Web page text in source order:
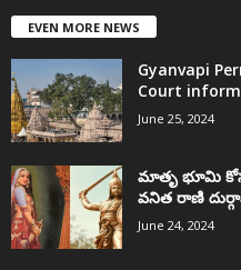
EVEN MORE NEWS
Gyanvapi
Court
June 25, 2024
మాతృ భూమి
వనిత రాణి
June 24, 2024